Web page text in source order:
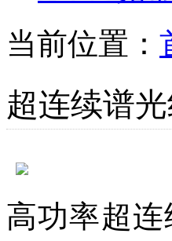
当前位置：
超连续谱
高功率超